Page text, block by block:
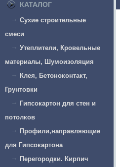
КАТАЛОГ
Сухие строительные
смеси
Утеплители, Кровельные
материалы, Шумоизоляция
Клея, Бетоноконтакт,
Грунтовки
Гипсокартон для стен и
потолков
Профили,направляющие
для Гипсокартона
Перегородки. Кирпич